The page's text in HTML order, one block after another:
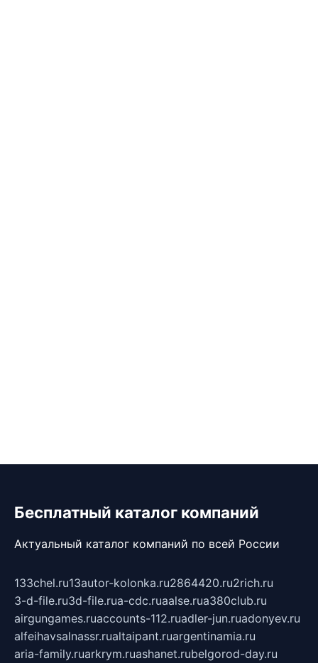
Бесплатный каталог компаний
Актуальный каталог компаний по всей России
133chel.ru13autor-kolonka.ru2864420.ru2rich.ru
3-d-file.ru3d-file.rua-cdc.ruaalse.rua380club.ru
airgungames.ruaccounts-112.ruadler-jun.ruadonyev.ru
alfeihavsalnassr.rualtaipant.ruargentinamia.ru
aria-family.ruarkrym.ruashanet.rubelgorod-day.ru